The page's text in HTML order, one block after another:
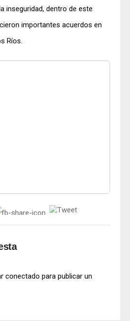
inseguridad, dentro de este
importantes acuerdos en
Ríos.
conectado para publicar un